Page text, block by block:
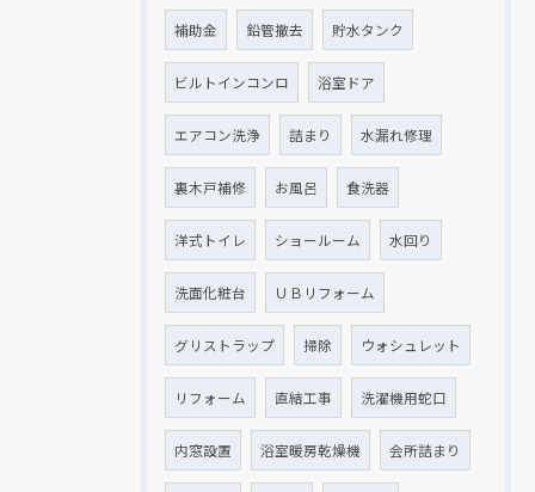
補助金 鉛管撤去 貯水タンク
ビルトインコンロ 浴室ドア
エアコン洗浄 詰まり 水漏れ修理
裏木戸補修 お風呂 食洗器
洋式トイレ ショールーム 水回り
洗面化粧台 ＵＢリフォーム
グリストラップ 掃除 ウォシュレット
リフォーム 直結工事 洗濯機用蛇口
内窓設置 浴室暖房乾燥機 会所詰まり